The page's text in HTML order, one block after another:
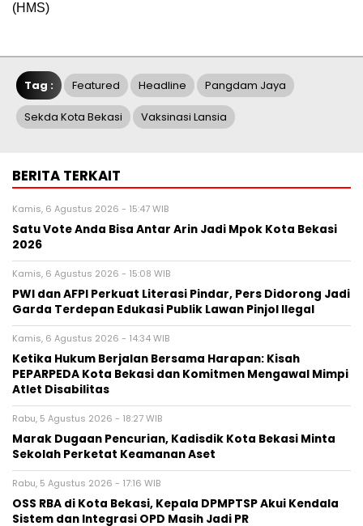
(HMS)
Tag : Featured Headline Pangdam Jaya
Sekda Kota Bekasi Vaksinasi Lansia
BERITA TERKAIT
Kamis, 6 Agustus 2026 - 15:47 WIB
Satu Vote Anda Bisa Antar Arin Jadi Mpok Kota Bekasi
2026
Kamis, 6 Agustus 2026 - 15:08 WIB
PWI dan AFPI Perkuat Literasi Pindar, Pers Didorong Jadi
Garda Terdepan Edukasi Publik Lawan Pinjol Ilegal
Kamis, 6 Agustus 2026 - 14:34 WIB
Ketika Hukum Berjalan Bersama Harapan: Kisah
PEPARPEDA Kota Bekasi dan Komitmen Mengawal Mimpi
Atlet Disabilitas
Rabu, 5 Agustus 2026 - 18:27 WIB
‎Marak Dugaan Pencurian, Kadisdik Kota Bekasi Minta
Sekolah Perketat Keamanan Aset
Rabu, 5 Agustus 2026 - 17:16 WIB
‎OSS RBA di Kota Bekasi, Kepala DPMPTSP Akui Kendala
Sistem dan Integrasi OPD Masih Jadi PR